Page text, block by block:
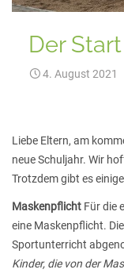
Der
4. August 2021
Liebe Eltern, am
neue Schuljahr. Wir
Trotzdem gibt es
Maskenpflicht Für die
eine Maskenpflicht.
Sportunterricht
Kinder, die von der